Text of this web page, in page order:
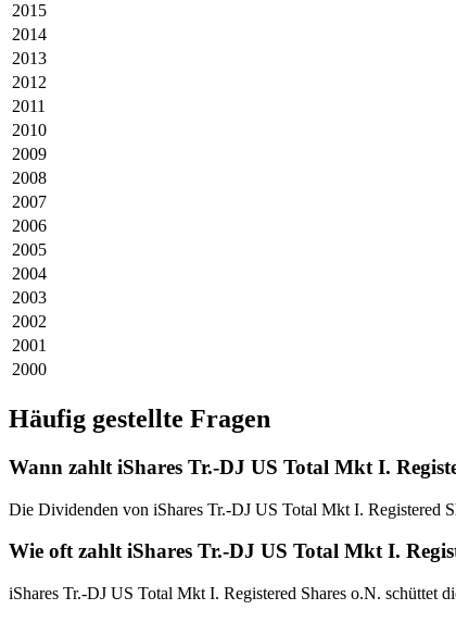
2015
2014
2013
2012
2011
2010
2009
2008
2007
2006
2005
2004
2003
2002
2001
2000
Häufig gestellte Fragen
Wann zahlt iShares Tr.-DJ US Total Mkt I.
Die Dividenden von iShares Tr.-DJ US Total Mkt I. Registered
Wie oft zahlt iShares Tr.-DJ US Total Mkt I.
iShares Tr.-DJ US Total Mkt I. Registered Shares o.N. schüttet